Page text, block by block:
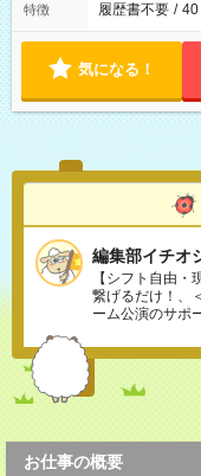
特徴 履歴書不要 / 40
気になる！
編集部イチオ
【シフト自由
繋げるだけ！、
ーム公演のサポ
お仕事の概要